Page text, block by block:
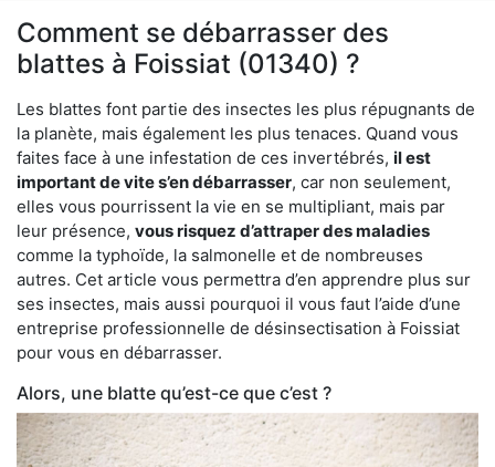
Comment se débarrasser des
blattes à Foissiat (01340) ?
Les blattes font partie des insectes les plus répugnants de
la planète, mais également les plus tenaces. Quand vous
faites face à une infestation de ces invertébrés, il est
important de vite s’en débarrasser, car non seulement,
elles vous pourrissent la vie en se multipliant, mais par
leur présence, vous risquez d’attraper des maladies
comme la typhoïde, la salmonelle et de nombreuses
autres. Cet article vous permettra d’en apprendre plus sur
ses insectes, mais aussi pourquoi il vous faut l’aide d’une
entreprise professionnelle de désinsectisation à Foissiat
pour vous en débarrasser.
Alors, une blatte qu’est-ce que c’est ?